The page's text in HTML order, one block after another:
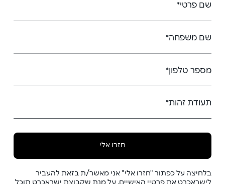
חזרו אלי
בלחיצה על כפתור "חזרו אלי" אני מאשר/ת בזאת להעביר
לישראכרט את פרטיי האישיים, על מנת שקבוצת ישראכרט תוכל